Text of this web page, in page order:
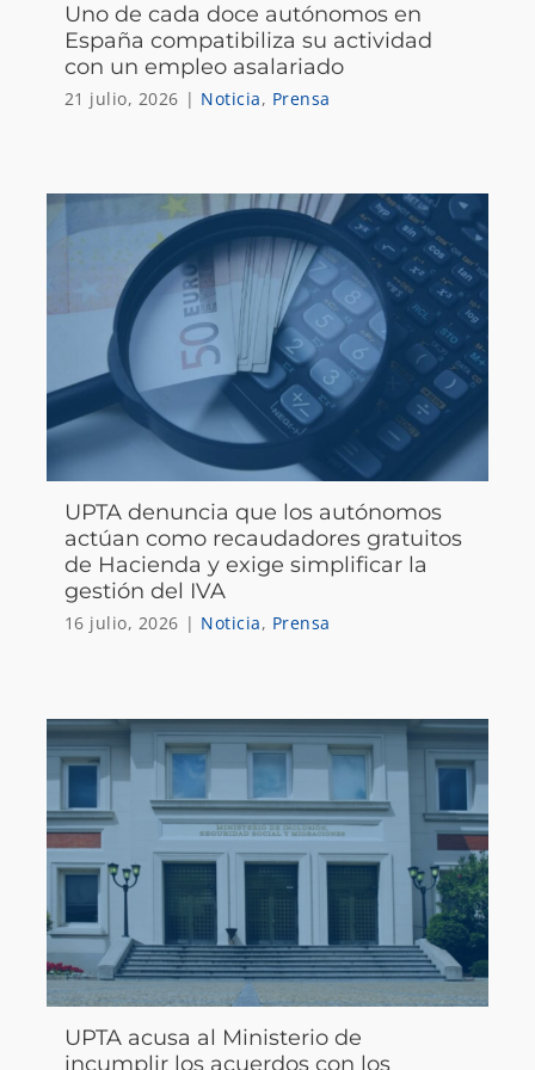
Uno de cada doce autónomos en
España compatibiliza su actividad
con un empleo asalariado
21 julio, 2026 | Noticia, Prensa
UPTA denuncia que los autónomos
actúan como recaudadores gratuitos
de Hacienda y exige simplificar la
gestión del IVA
16 julio, 2026 | Noticia, Prensa
UPTA acusa al Ministerio de
incumplir los acuerdos con los